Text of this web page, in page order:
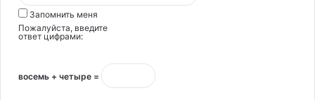
Запомнить меня
Пожалуйста, введите
ответ цифрами:
восемь + четыре =